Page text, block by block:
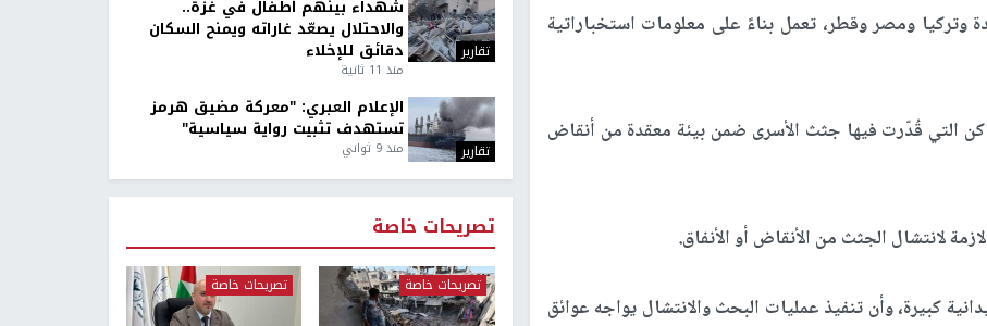
وتركيا ومصر وقطر، تعمل بناءً على معلومات استخباراتية
التي قُدّرت فيها جثث الأسرى ضمن بيئة معقدة من أنقاض
لانتشال الجثث من الأنقاض أو الأنفاق.
كبيرة، وأن تنفيذ عمليات البحث والانتشال يواجه عوائق
تقارير
شهداء بينهم أطفال في غزة..
والاحتلال يصعّد غاراته ويمنح السكان
دقائق للإخلاء
منذ 11 ثانية
تقارير
الإعلام العبري: "معركة مضيق هرمز
تستهدف تثبيت رواية سياسية"
منذ 9 ثواني
تصريحات خاصة
تصريحات خاصة تصريحات خاصة